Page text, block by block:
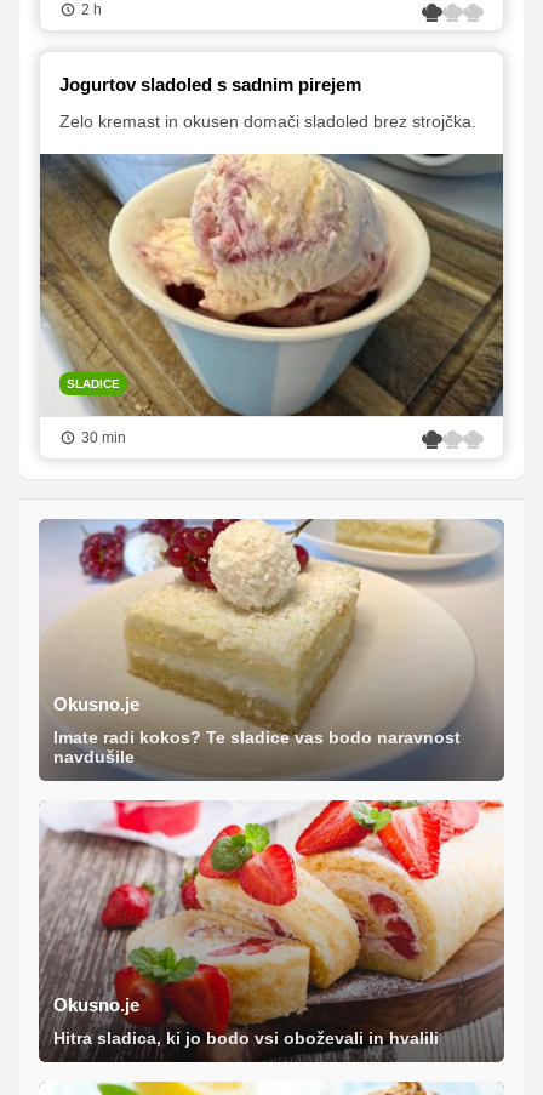
2 h
Jogurtov sladoled s sadnim pirejem
Zelo kremast in okusen domači sladoled brez strojčka.
SLADICE
30 min
Okusno.je
Imate radi kokos? Te sladice vas bodo naravnost
navdušile
Okusno.je
Hitra sladica, ki jo bodo vsi oboževali in hvalili